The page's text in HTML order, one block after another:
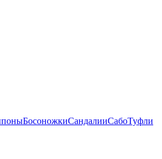
БосоножкиСандалииСабоТуфли